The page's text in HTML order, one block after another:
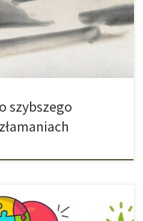
czyli CBD. Jak już od dawna
może być zastosowana w
medycznych. Składniki […]
szybszego